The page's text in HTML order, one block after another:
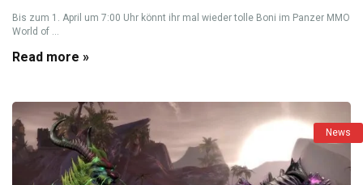
Bis zum 1. April um 7:00 Uhr könnt ihr mal wieder tolle Boni im Panzer MMO
World of ...
Read more »
News